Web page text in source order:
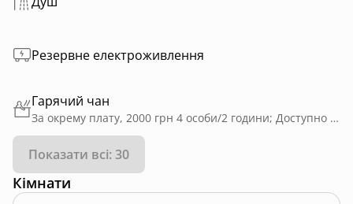
Резервне електроживлення
Гарячий чан
За окрему плату, 2000 грн 4 особи/2 години; Доступно цілий рік; Приватне користування; На дровах; 1000 грн/год - до 4 осіб мінімальне замовлення - 2 год додаткова особа - 500 грн (найкомфортніше саме на 4 гостей) У вартість входить котедж, де ви можете переодягнутись та прийняти душ після релаксу. Ми надаємо рушники, тапочки та простирадла.
Показати всі: 30
Кімнати